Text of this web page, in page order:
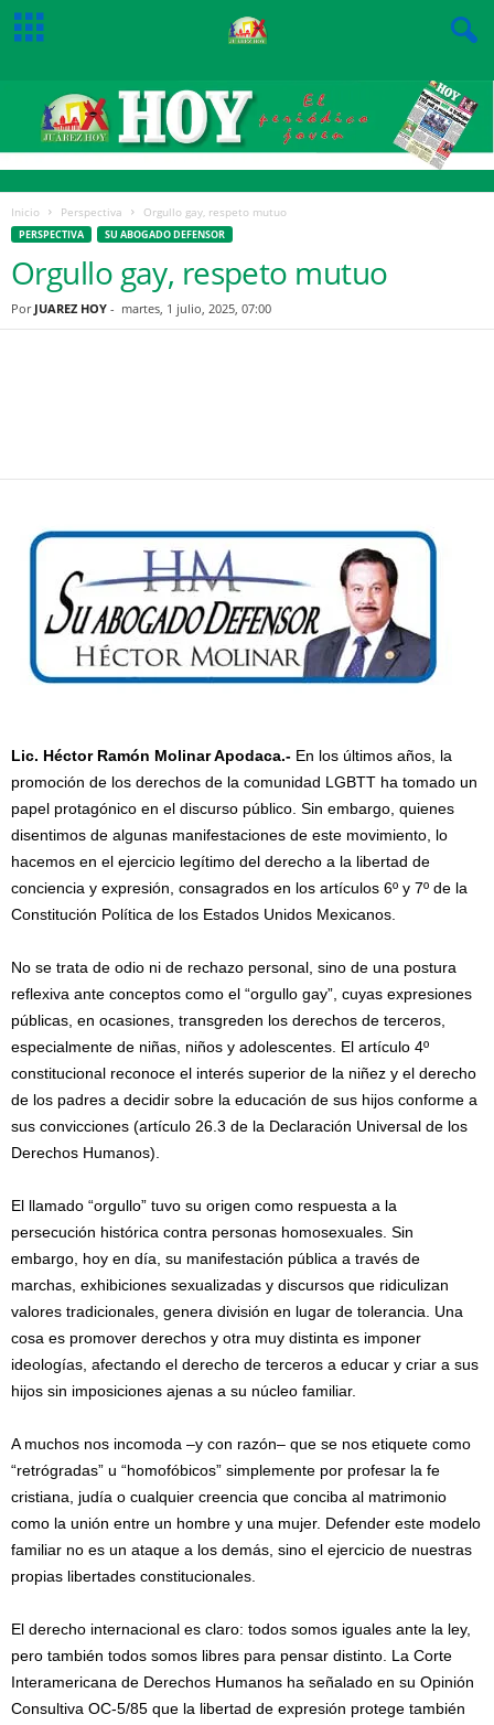
Inicio Perspectiva Orgullo gay, respeto mutuo
PERSPECTIVA SU ABOGADO DEFENSOR
Orgullo gay, respeto mutuo
Por JUAREZ HOY - martes, 1 julio, 2025, 07:00
Lic. Héctor Ramón Molinar Apodaca.- En los últimos años, la
promoción de los derechos de la comunidad LGBTT ha tomado un
papel protagónico en el discurso público. Sin embargo, quienes
disentimos de algunas manifestaciones de este movimiento, lo
hacemos en el ejercicio legítimo del derecho a la libertad de
conciencia y expresión, consagrados en los artículos 6º y 7º de la
Constitución Política de los Estados Unidos Mexicanos.
No se trata de odio ni de rechazo personal, sino de una postura
reflexiva ante conceptos como el “orgullo gay”, cuyas expresiones
públicas, en ocasiones, transgreden los derechos de terceros,
especialmente de niñas, niños y adolescentes. El artículo 4º
constitucional reconoce el interés superior de la niñez y el derecho
de los padres a decidir sobre la educación de sus hijos conforme a
sus convicciones (artículo 26.3 de la Declaración Universal de los
Derechos Humanos).
El llamado “orgullo” tuvo su origen como respuesta a la
persecución histórica contra personas homosexuales. Sin
embargo, hoy en día, su manifestación pública a través de
marchas, exhibiciones sexualizadas y discursos que ridiculizan
valores tradicionales, genera división en lugar de tolerancia. Una
cosa es promover derechos y otra muy distinta es imponer
ideologías, afectando el derecho de terceros a educar y criar a sus
hijos sin imposiciones ajenas a su núcleo familiar.
A muchos nos incomoda –y con razón– que se nos etiquete como
“retrógradas” u “homofóbicos” simplemente por profesar la fe
cristiana, judía o cualquier creencia que conciba al matrimonio
como la unión entre un hombre y una mujer. Defender este modelo
familiar no es un ataque a los demás, sino el ejercicio de nuestras
propias libertades constitucionales.
El derecho internacional es claro: todos somos iguales ante la ley,
pero también todos somos libres para pensar distinto. La Corte
Interamericana de Derechos Humanos ha señalado en su Opinión
Consultiva OC-5/85 que la libertad de expresión protege también